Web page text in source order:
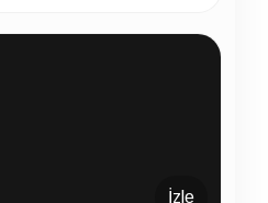
İzle